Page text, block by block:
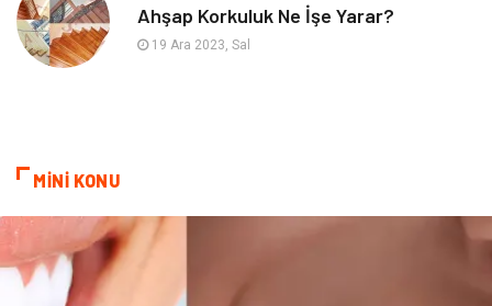
Plastik
Pazarlama
Ahşap Korkuluk Ne İşe Yarar?
19 Ara 2023, Sal
MİNİ KONU